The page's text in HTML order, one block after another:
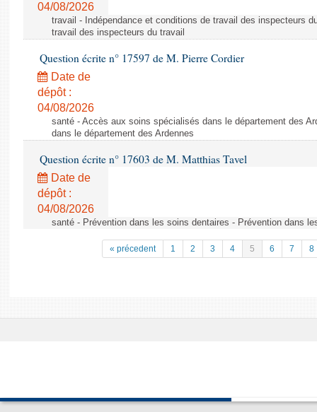
04/08/2026
travail - Indépendance et conditions de travail des inspecteurs
travail des inspecteurs du travail
Question écrite n° 17597 de M. Pierre Cordier
Date de
dépôt :
04/08/2026
santé - Accès aux soins spécialisés dans le département des
dans le département des Ardennes
Question écrite n° 17603 de M. Matthias Tavel
Date de
dépôt :
04/08/2026
santé - Prévention dans les soins dentaires - Prévention dans
« précedent 1 2 3 4 5 6 7 8